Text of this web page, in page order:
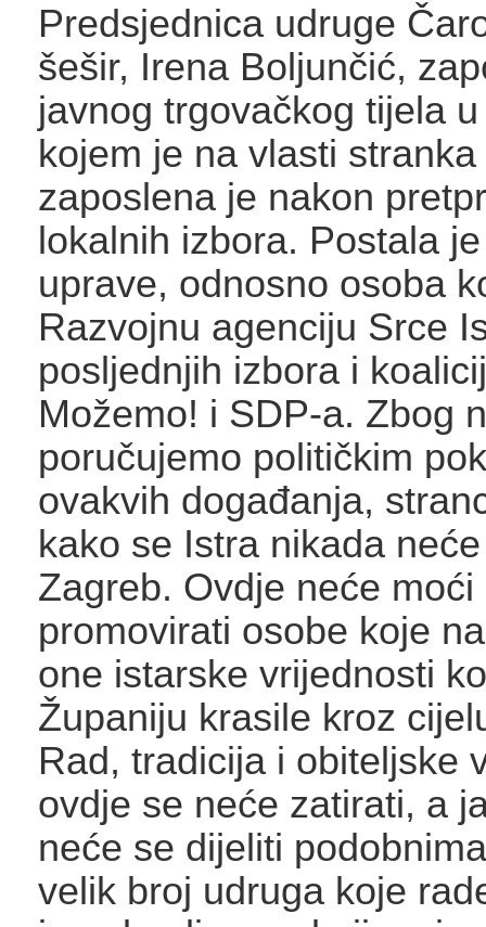
Predsjednica udruge
šešir, Irena Boljunčić,
javnog trgovačkog tijela
kojem je na vlasti
zaposlena je nakon
lokalnih izbora. Postala
uprave, odnosno osoba
Razvojnu agenciju Srce
posljednjih izbora i
Možemo! i SDP-a. Zbog
poručujemo političkim
ovakvih događanja,
kako se Istra nikada
Zagreb. Ovdje neće
promovirati osobe koje
one istarske vrijednosti
Županiju krasile kroz
Rad, tradicija i obiteljske
ovdje se neće zatirati, a
neće se dijeliti
velik broj udruga koje